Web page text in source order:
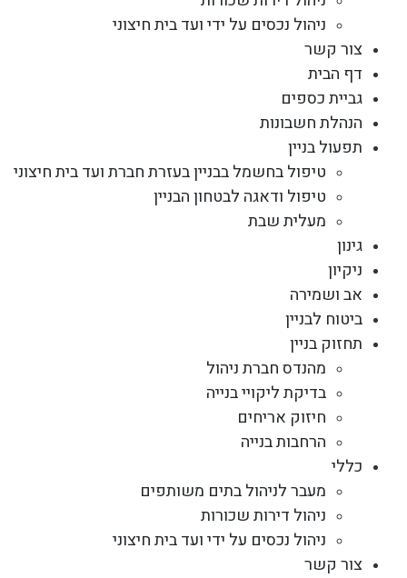
ניהול נכסים על ידי ועד בית חיצוני
צור קשר
דף הבית
גביית כספים
הנהלת חשבונות
תפעול בניין
טיפול בחשמל בבניין בעזרת חברת ועד בית חיצוני
טיפול ודאגה לבטחון הבניין
מעלית שבת
גינון
ניקיון
אב ושמירה
ביטוח לבניין
תחזוק בניין
מהנדס חברת ניהול
בדיקת ליקויי בנייה
חיזוק אריחים
הרחבות בנייה
כללי
מעבר לניהול בתים משותפים
ניהול דירות שכורות
ניהול נכסים על ידי ועד בית חיצוני
צור קשר